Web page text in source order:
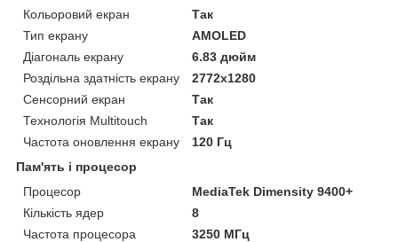
Кольоровий екран
Так
Тип екрану
AMOLED
Діагональ екрану
6.83 дюйм
Роздільна здатність екрану
2772x1280
Сенсорний екран
Так
Технологія Multitouch
Так
Частота оновлення екрану
120 Гц
Пам'ять і процесор
Процесор
MediaTek Dimensity 9400+
Кількість ядер
8
Частота процесора
3250 МГц